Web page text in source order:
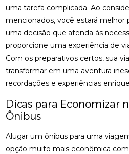
uma tarefa complicada. Ao
mencionados, você estará melhor
uma decisão que atenda às
proporcione uma experiência de
Com os preparativos certos, sua
transformar em uma aventura
recordações e experiências
Dicas para Economizar
Ônibus
Alugar um ônibus para uma
opção muito mais econômica